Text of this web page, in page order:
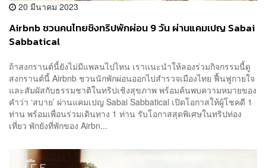
20 มีนาคม 2023
Airbnb ชวนคนไทยชิงทริปพักผ่อน 9 วัน ผ่านแคมเปญ Sabai
Sabbatical
ถ้าสงกรานต์นี้ยังไม่มีแพลนไปไหน เราแนะนำให้ลองร่วมกิจกรรมนี้ดู
สงกรานต์นี้ Airbnb ชวนนักพักผ่อนออกไปสำรวจเมืองไทย ฟื้นฟูกายใจ
และสัมผัสกับธรรมชาติในทริปเชิงสุขภาพ พร้อมค้นพบความหมายของ
คำว่า ‘สบาย’ ผ่านแคมเปญ Sabai Sabbatical เปิดโอกาสให้ผู้โชคดี 1
ท่าน พร้อมเพื่อนร่วมเดินทาง 1 ท่าน รับโอกาสสุดพิเศษในทริปท่อง
เที่ยว พักยังที่พักของ Airbn...